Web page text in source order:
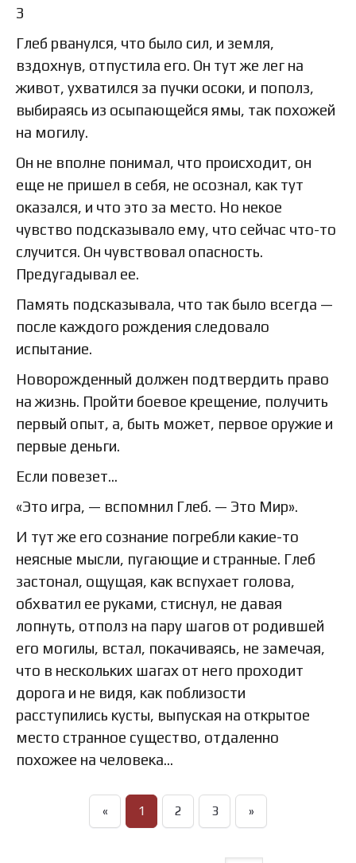
3
Глеб рванулся, что было сил, и земля,
вздохнув, отпустила его. Он тут же лег на
живот, ухватился за пучки осоки, и пополз,
выбираясь из осыпающейся ямы, так похожей
на могилу.
Он не вполне понимал, что происходит, он
еще не пришел в себя, не осознал, как тут
оказался, и что это за место. Но некое
чувство подсказывало ему, что сейчас что-то
случится. Он чувствовал опасность.
Предугадывал ее.
Память подсказывала, что так было всегда —
после каждого рождения следовало
испытание.
Новорожденный должен подтвердить право
на жизнь. Пройти боевое крещение, получить
первый опыт, а, быть может, первое оружие и
первые деньги.
Если повезет…
«Это игра, — вспомнил Глеб. — Это Мир».
И тут же его сознание погребли какие-то
неясные мысли, пугающие и странные. Глеб
застонал, ощущая, как вспухает голова,
обхватил ее руками, стиснул, не давая
лопнуть, отполз на пару шагов от родившей
его могилы, встал, покачиваясь, не замечая,
что в нескольких шагах от него проходит
дорога и не видя, как поблизости
расступились кусты, выпуская на открытое
место странное существо, отдаленно
похожее на человека…
« 1 2 3 »